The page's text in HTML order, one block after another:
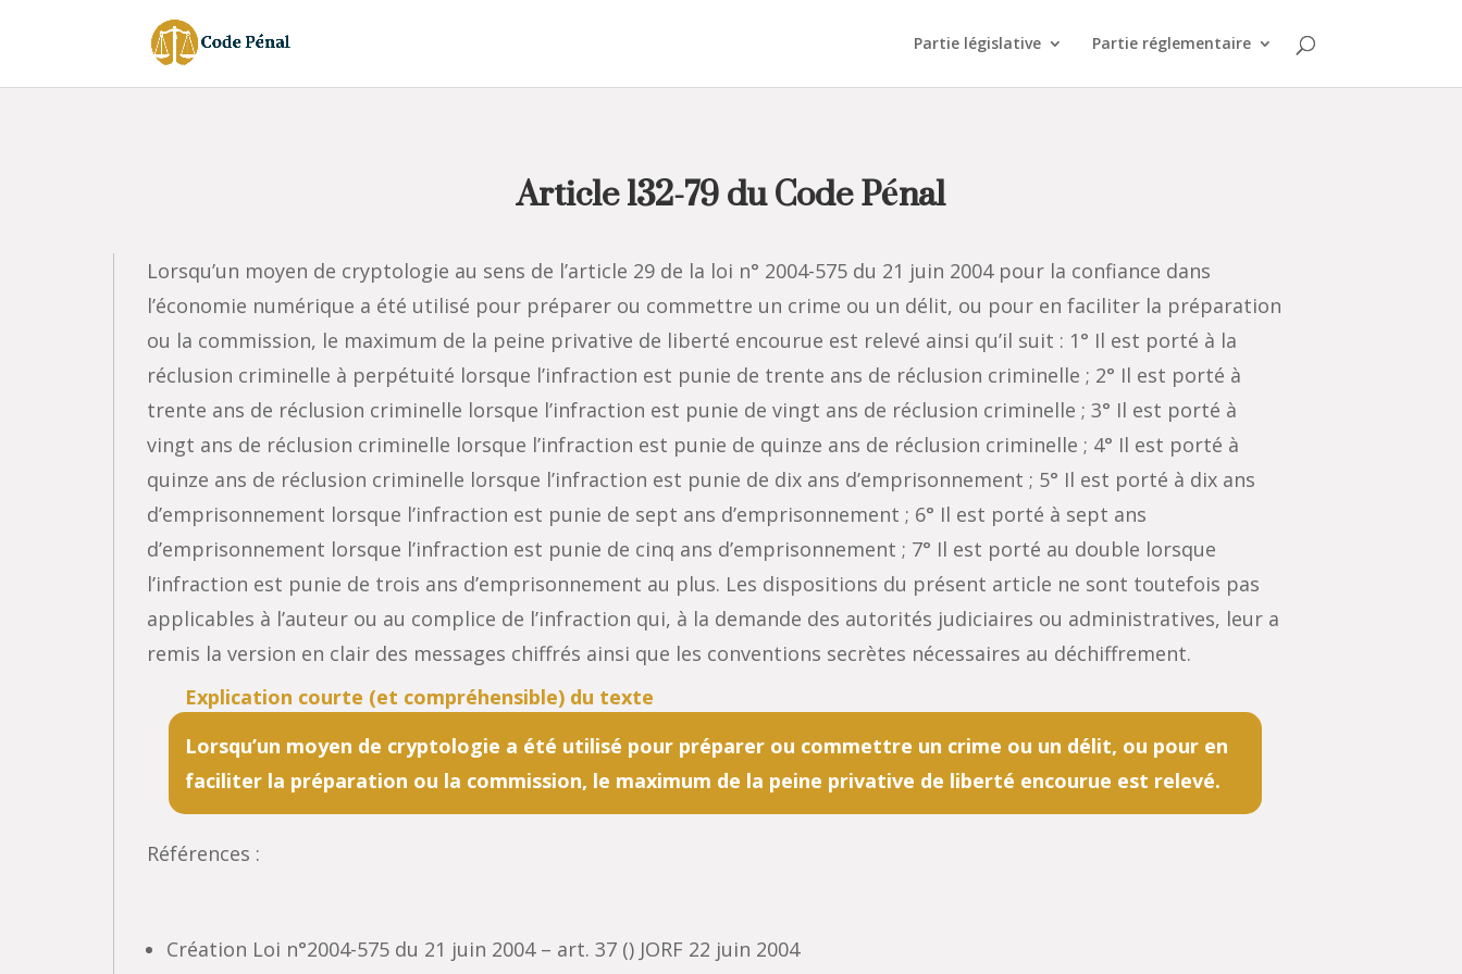
Partie législative Partie réglementaire
Article 132-79 du Code Pénal
Lorsqu’un moyen de cryptologie au sens de l’article 29 de la loi n° 2004-575 du 21 juin 2004 pour la confiance dans
l’économie numérique a été utilisé pour préparer ou commettre un crime ou un délit, ou pour en faciliter la préparation
ou la commission, le maximum de la peine privative de liberté encourue est relevé ainsi qu’il suit : 1° Il est porté à la
réclusion criminelle à perpétuité lorsque l’infraction est punie de trente ans de réclusion criminelle ; 2° Il est porté à
trente ans de réclusion criminelle lorsque l’infraction est punie de vingt ans de réclusion criminelle ; 3° Il est porté à
vingt ans de réclusion criminelle lorsque l’infraction est punie de quinze ans de réclusion criminelle ; 4° Il est porté à
quinze ans de réclusion criminelle lorsque l’infraction est punie de dix ans d’emprisonnement ; 5° Il est porté à dix ans
d’emprisonnement lorsque l’infraction est punie de sept ans d’emprisonnement ; 6° Il est porté à sept ans
d’emprisonnement lorsque l’infraction est punie de cinq ans d’emprisonnement ; 7° Il est porté au double lorsque
l’infraction est punie de trois ans d’emprisonnement au plus. Les dispositions du présent article ne sont toutefois pas
applicables à l’auteur ou au complice de l’infraction qui, à la demande des autorités judiciaires ou administratives, leur a
remis la version en clair des messages chiffrés ainsi que les conventions secrètes nécessaires au déchiffrement.
Lorsqu’un moyen de cryptologie a été utilisé pour préparer ou commettre un crime ou un délit, ou pour en
faciliter la préparation ou la commission, le maximum de la peine privative de liberté encourue est relevé.
Références :
Création Loi n°2004-575 du 21 juin 2004 – art. 37 () JORF 22 juin 2004